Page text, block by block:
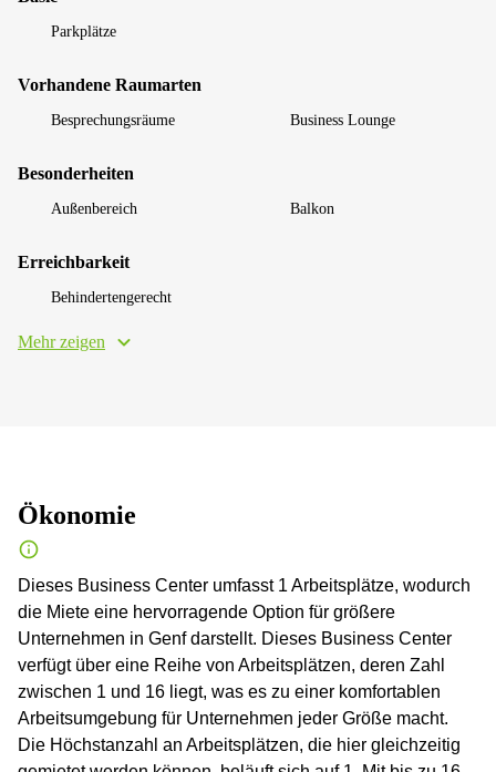
Parkplätze
Vorhandene Raumarten
Besprechungsräume Business Lounge
Besonderheiten
Außenbereich Balkon
Erreichbarkeit
Behindertengerecht
Mehr zeigen
Ökonomie
Dieses Business Center umfasst 1 Arbeitsplätze, wodurch
die Miete eine hervorragende Option für größere
Unternehmen in Genf darstellt. Dieses Business Center
verfügt über eine Reihe von Arbeitsplätzen, deren Zahl
zwischen 1 und 16 liegt, was es zu einer komfortablen
Arbeitsumgebung für Unternehmen jeder Größe macht.
Die Höchstanzahl an Arbeitsplätzen, die hier gleichzeitig